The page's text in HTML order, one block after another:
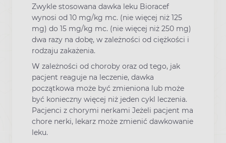
Zwykle stosowana dawka leku Bioracef
wynosi od 10 mg/kg mc. (nie więcej niż 125
mg) do 15 mg/kg mc. (nie więcej niż 250 mg)
dwa razy na dobę, w zależności od ciężkości i
rodzaju zakażenia.
W zależności od choroby oraz od tego, jak
pacjent reaguje na leczenie, dawka
początkowa może być zmieniona lub może
być konieczny więcej niż jeden cykl leczenia.
Pacjenci z chorymi nerkami Jeżeli pacjent ma
chore nerki, lekarz może zmienić dawkowanie
leku.